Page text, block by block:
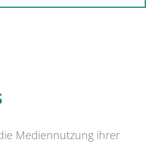
Mediennutzung ihrer